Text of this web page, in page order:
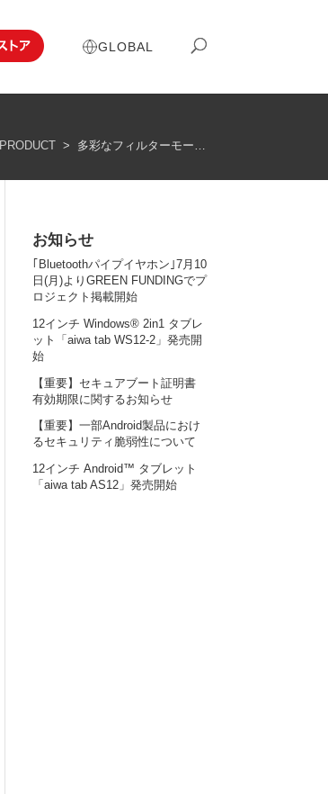
GLOBAL
PRODUCT> 多彩なフィルターモード搭載のコンパクトデジタルカメラ【aiwa cam DCB-2】発売開始
お知らせ
｢Bluetoothパイプイヤホン｣7月10
日(月)よりGREEN FUNDINGでプ
ロジェクト掲載開始
12インチ Windows® 2in1 タブレ
ット「aiwa tab WS12-2」発売開
始
【重要】セキュアブート証明書
有効期限に関するお知らせ
【重要】一部Android製品におけ
るセキュリティ脆弱性について
12インチ Android™ タブレット
「aiwa tab AS12」発売開始